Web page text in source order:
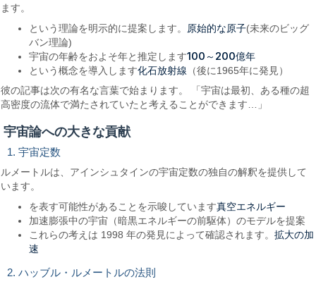
ます。
という理論を明示的に提案します。 原始的な原子(未来のビッグ
バン理論)
宇宙の年齢をおよそ年と推定します100～200億年
という概念を導入します化石放射線 （後に1965年に発見）
彼の記事は次の有名な言葉で始まります。 「宇宙は最初、ある種の超
高密度の流体で満たされていたと考えることができます…」
宇宙論への大きな貢献
1. 宇宙定数
ルメートルは、アインシュタインの宇宙定数の独自の解釈を提供して
います。
を表す可能性があることを示唆しています真空エネルギー
加速膨張中の宇宙（暗黒エネルギーの前駆体）のモデルを提案
これらの考えは 1998 年の発見によって確認されます。拡大の加
速
2. ハッブル・ルメートルの法則